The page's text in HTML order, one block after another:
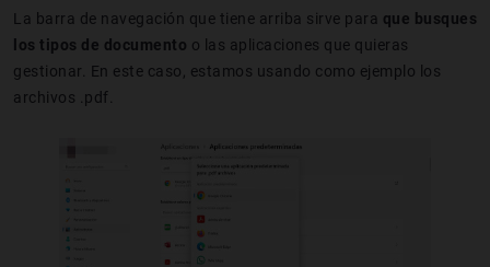
La barra de navegación que tiene arriba sirve para que busques
los tipos de documento o las aplicaciones que quieras
gestionar. En este caso, estamos usando como ejemplo los
archivos .pdf.